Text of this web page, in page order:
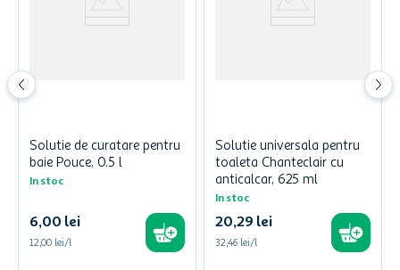
Solutie de curatare pentru
baie Pouce, 0.5 l
In stoc
6,00 lei
12,00 lei/l
Solutie universala pentru
toaleta Chanteclair cu
anticalcar, 625 ml
In stoc
20,29 lei
32,46 lei/l